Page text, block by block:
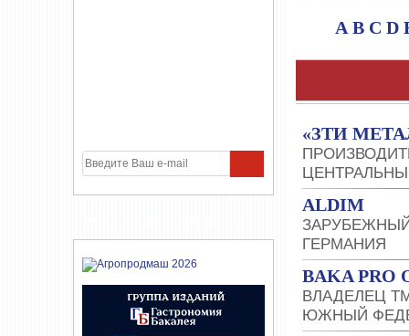
A B C D
«ЗТИ
ALDIM
ГЕРМАНИЯ
BAKA PRO
ВЛАДЕЛЕЦ
ЮЖНЫЙ